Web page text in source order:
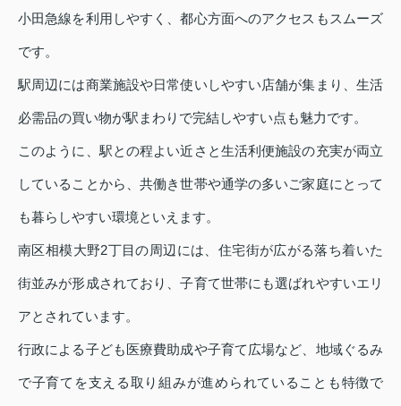
小田急線を利用しやすく、都心方面へのアクセスもスムーズ
です。
駅周辺には商業施設や日常使いしやすい店舗が集まり、生活
必需品の買い物が駅まわりで完結しやすい点も魅力です。
このように、駅との程よい近さと生活利便施設の充実が両立
していることから、共働き世帯や通学の多いご家庭にとって
も暮らしやすい環境といえます。
南区相模大野2丁目の周辺には、住宅街が広がる落ち着いた
街並みが形成されており、子育て世帯にも選ばれやすいエリ
アとされています。
行政による子ども医療費助成や子育て広場など、地域ぐるみ
で子育てを支える取り組みが進められていることも特徴で